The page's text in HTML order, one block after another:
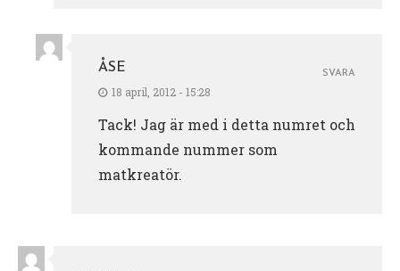
ÅSE
18 april, 2012 - 15:28
Tack! Jag är med i detta numret och
kommande nummer som
matkreatör.
SVARA